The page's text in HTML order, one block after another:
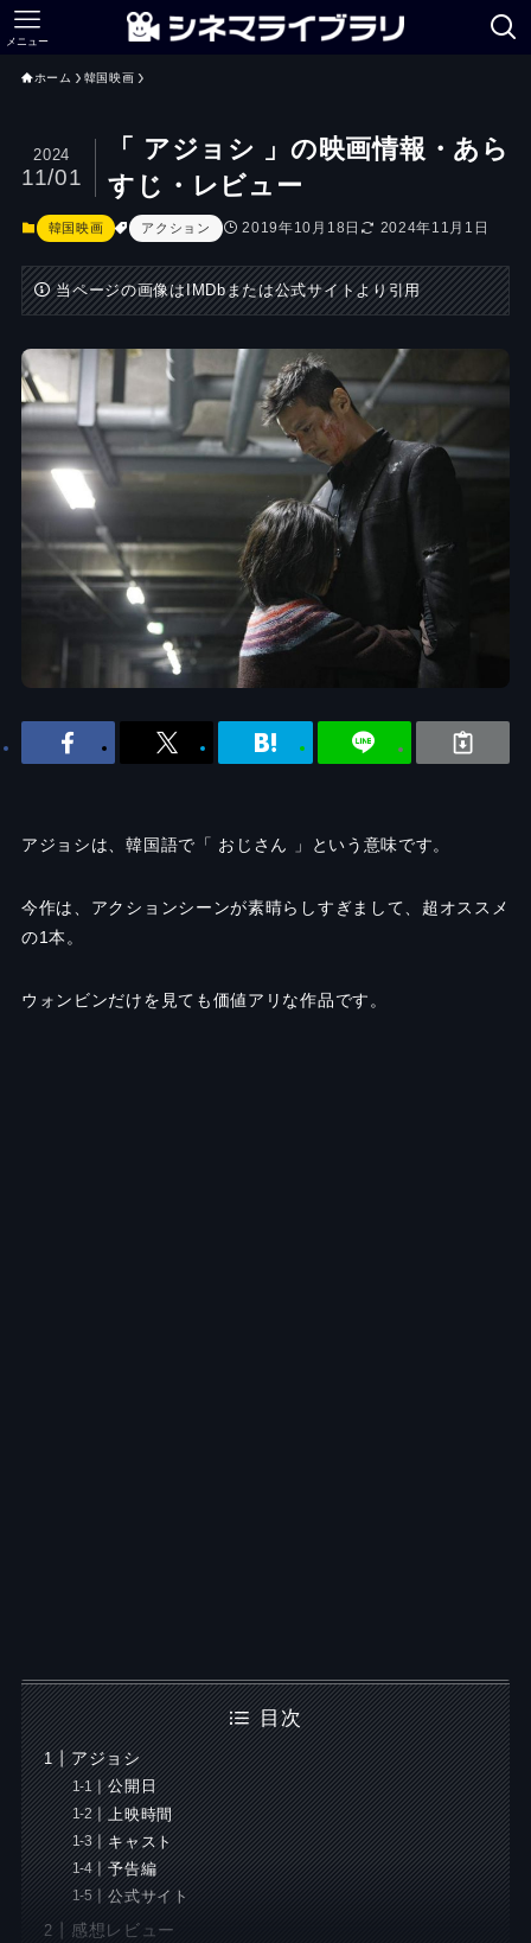
メニュー
ホーム 韓国映画
「 アジョシ 」の映画情報・あら
すじ・レビュー
2024
11/01
韓国映画 アクション 2019年10月18日 2024年11月1日
当ページの画像はIMDbまたは公式サイトより引用
アジョシは、韓国語で「 おじさん 」という意味です。
今作は、アクションシーンが素晴らしすぎまして、超オススメ
の1本。
ウォンビンだけを見ても価値アリな作品です。
目次
アジョシ
公開日
上映時間
キャスト
予告編
公式サイト
感想レビュー